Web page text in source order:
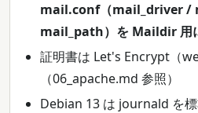
mail.conf（mail_driver /
mail_path）を Maildir 用
証明書は Let's Encrypt（
（06_apache.md 参照）
Debian 13 は journald を